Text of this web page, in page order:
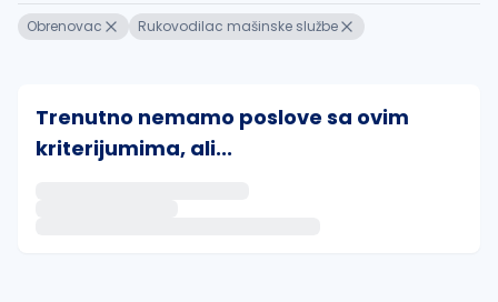
Obrenovac Rukovodilac mašinske službe
Trenutno nemamo poslove sa ovim
kriterijumima, ali...